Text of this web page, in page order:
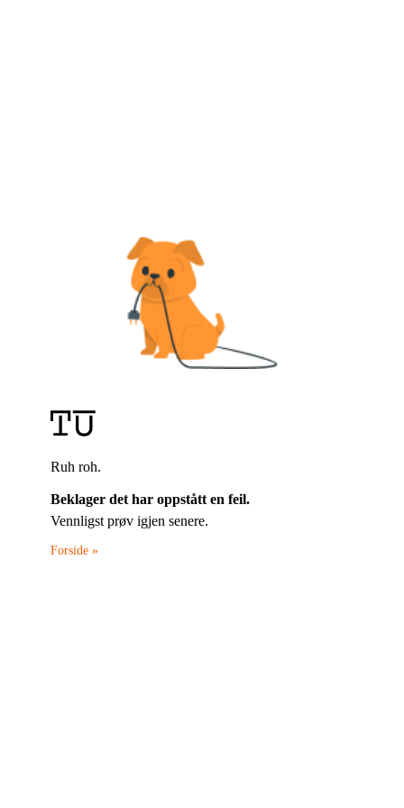
Ruh roh.
Beklager det har oppstått en feil.
Vennligst prøv igjen senere.
Forside »